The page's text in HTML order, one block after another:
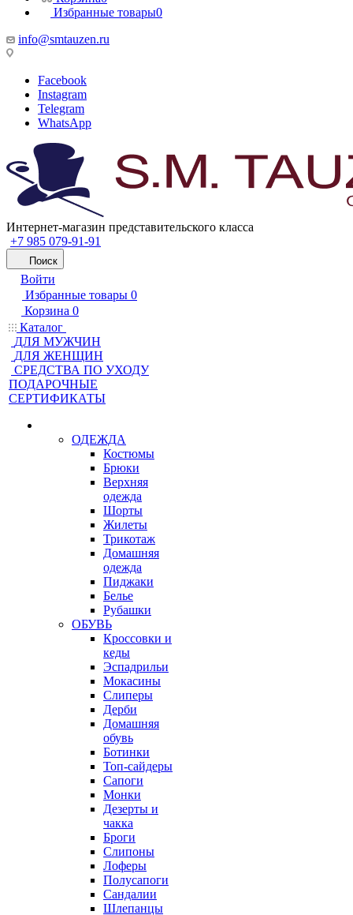
Избранные товары0
info@smtauzen.ru
Facebook
Instagram
Telegram
WhatsApp
Интернет-магазин представительского класса
+7 985 079-91-91
Поиск
Войти
Избранные товары 0
Корзина 0
Каталог
ДЛЯ МУЖЧИН
ДЛЯ ЖЕНЩИН
CРЕДСТВА ПО УХОДУ
ПОДАРОЧНЫЕ
СЕРТИФИКАТЫ
ОДЕЖДА
Костюмы
Брюки
Верхняя
одежда
Шорты
Жилеты
Трикотаж
Домашняя
одежда
Пиджаки
Белье
Рубашки
ОБУВЬ
Кроссовки и
кеды
Эспадрильи
Мокасины
Слиперы
Дерби
Домашняя
обувь
Ботинки
Топ-сайдеры
Сапоги
Монки
Дезерты и
чакка
Броги
Слипоны
Лоферы
Полусапоги
Сандалии
Шлепанцы